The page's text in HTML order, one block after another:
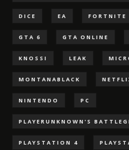
DICE EA FORTNITE
GTA 6 GTA ONLINE
KNOSSI LEAK
MONTANABLACK
NINTENDO PC
PLAYERUNKNOWN'S
PLAYSTATION 4